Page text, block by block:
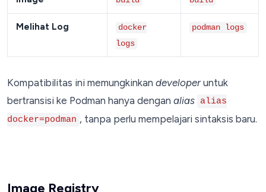
Melihat Log
docker
logs
podman logs
Kompatibilitas ini memungkinkan developeruntuk
bertransisi ke Podman hanya dengan alias alias
docker=podman , tanpa perlu mempelajari sintaksis baru.
Image Registry